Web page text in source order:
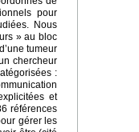
pour
Nous
» au bloc
tumeur
chercheur
:
et
références
gérer les